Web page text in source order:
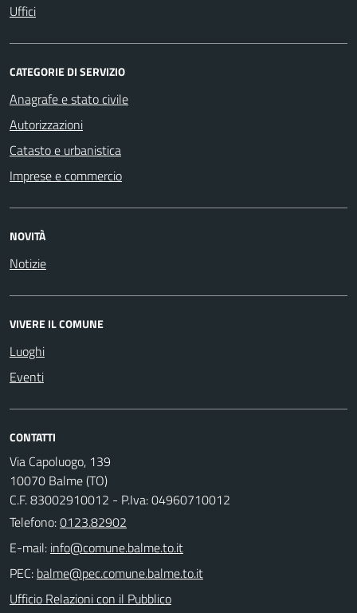
Uffici
CATEGORIE DI SERVIZIO
Anagrafe e stato civile
Autorizzazioni
Catasto e urbanistica
Imprese e commercio
NOVITÀ
Notizie
VIVERE IL COMUNE
Luoghi
Eventi
CONTATTI
Via Capoluogo, 139
10070 Balme (TO)
C.F. 83002910012 - P.Iva: 04960710012
Telefono:0123.82902
E-mail:
PEC:
Ufficio Relazioni con il Pubblico